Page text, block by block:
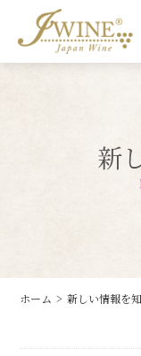
新
ホーム 新しい情報を